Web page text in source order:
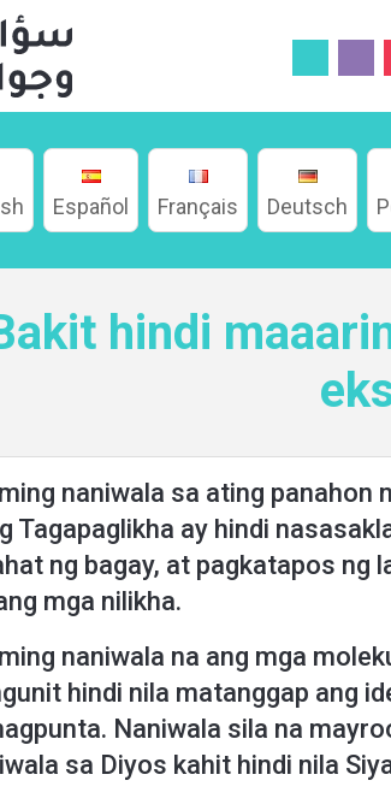
Español Français Deutsch
hindi
naniwala sa ating panahon
Tagapaglikha ay hindi
ng bagay, at pagkatapos ng
mga nilikha.
naniwala na ang mga
hindi nila matanggap ang
Naniwala sila na
sa Diyos kahit hindi nila